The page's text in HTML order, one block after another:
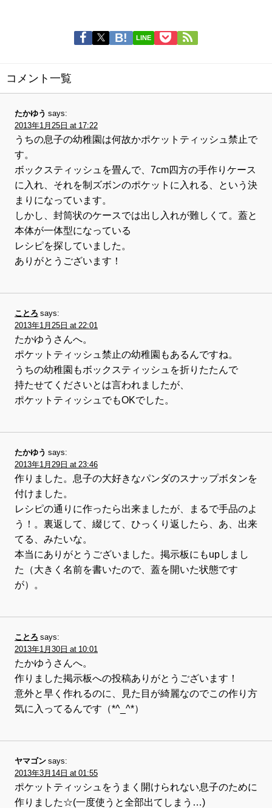
LINE
コメント一覧
たかゆう says:
2013年1月25日 at 17:22
うちの息子の幼稚園は何故かポケットティッシュ禁止で
す。
ボックスティッシュを畳んで、7cm四方の手作りケース
に入れ、それを制ズボンのポケットに入れる、という決
まりになっています。
しかし、封筒状のケースでは出し入れが難しくて。蓋と
本体が一体型になっている
レシピを探していました。
ありがとうございます！
ことろ says:
2013年1月25日 at 22:01
たかゆうさんへ。
ポケットティッシュ禁止の幼稚園もあるんですね。
うちの幼稚園もボックスティッシュを折りたたんで
持たせてくださいとは言われましたが、
ポケットティッシュでもOKでした。
たかゆう says:
2013年1月29日 at 23:46
作りました。息子の大好きなパンダのスナップボタンを
付けました。
レシピの通りに作ったら出来ましたが、まるで手品のよ
う！。裏返して、綴じて、ひっくり返したら、あ、出来
てる、みたいな。
本当にありがとうございました。掲示板にもupしまし
た（大きく名前を書いたので、蓋を開いた状態です
が）。
ことろ says:
2013年1月30日 at 10:01
たかゆうさんへ。
作りました掲示板への投稿ありがとうございます！
意外と早く作れるのに、見た目が綺麗なのでこの作り方
気に入ってるんです（*^_^*）
ヤマゴン says:
2013年3月14日 at 01:55
ポケットティッシュをうまく開けられない息子のために
作りました☆(一度使うと全部出てしまう…)